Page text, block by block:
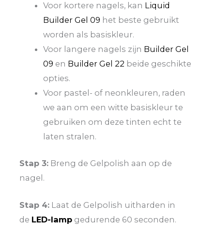
Voor kortere nagels, kan Liquid
Builder Gel 09 het beste gebruikt
worden als basiskleur.
Voor langere nagels zijn Builder Gel
09 en Builder Gel 22 beide geschikte
opties.
Voor pastel- of neonkleuren, raden
we aan om een witte basiskleur te
gebruiken om deze tinten echt te
laten stralen.
Stap 3: Breng de Gelpolish aan op de
nagel.
Stap 4: Laat de Gelpolish uitharden in
de LED-lamp gedurende 60 seconden.